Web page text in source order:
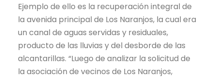
Ejemplo de ello es la recuperación integral de
la avenida principal de Los Naranjos, la cual era
un canal de aguas servidas y residuales,
producto de las lluvias y del desborde de las
alcantarillas. “Luego de analizar la solicitud de
la asociación de vecinos de Los Naranjos,